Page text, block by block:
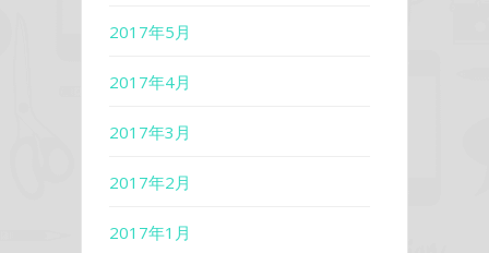
2017年5月
2017年4月
2017年3月
2017年2月
2017年1月